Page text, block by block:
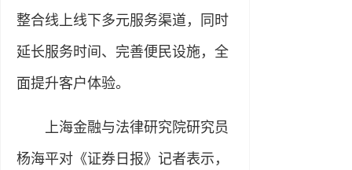
整合线上线下多元服务渠道，同时
延长服务时间、完善便民设施，全
面提升客户体验。
上海金融与法律研究院研究员
杨海平对《证券日报》记者表示，